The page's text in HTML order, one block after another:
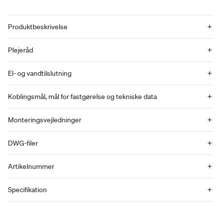
Produktbeskrivelse
Plejeråd
El- og vandtilslutning
Koblingsmål, mål for fastgørelse og tekniske data
Monteringsvejledninger
DWG-filer
Artikelnummer
Specifikation